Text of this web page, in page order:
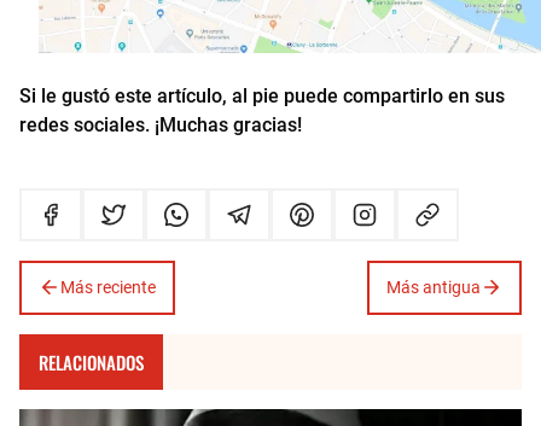
Si le gustó este artículo, al pie puede compartirlo en sus
redes sociales. ¡Muchas gracias!
Más reciente Más antigua
RELACIONADOS